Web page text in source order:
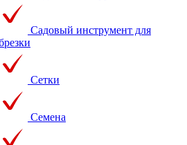
Садовый инструмент для
Сетки
Семена